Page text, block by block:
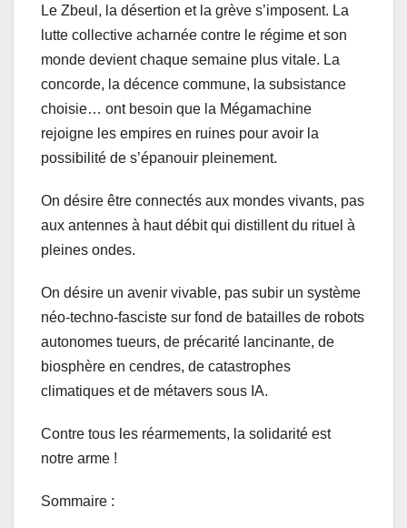
Le Zbeul, la désertion et la grève s’imposent. La
lutte collective acharnée contre le régime et son
monde devient chaque semaine plus vitale. La
concorde, la décence commune, la subsistance
choisie… ont besoin que la Mégamachine
rejoigne les empires en ruines pour avoir la
possibilité de s’épanouir pleinement.
On désire être connectés aux mondes vivants, pas
aux antennes à haut débit qui distillent du rituel à
pleines ondes.
On désire un avenir vivable, pas subir un système
néo-techno-fasciste sur fond de batailles de robots
autonomes tueurs, de précarité lancinante, de
biosphère en cendres, de catastrophes
climatiques et de métavers sous IA.
Contre tous les réarmements, la solidarité est
notre arme !
Sommaire :